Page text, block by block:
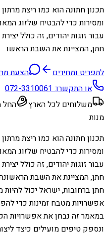
תכנון חתונה הוא כמו ריצת
ומסירות כדי להבטיח שלזוג
עבור זוגות יהודים, זה כולל
חתן, המציינת את השבת הראשו
לתפריט ומחירים
הצעת
או התקשרו:072-3310061
משלוחים לכל הארץ
החל מ-50
מנות
תכנון חתונה הוא כמו ריצת
ומסירות כדי להבטיח שלזוג
עבור זוגות יהודים, זה כולל
חתן, המציינת את השבת
חתן ברחובות, ישראל יכול
אפשרויות מטבח זמינות כדי
במאמר זה נבחן את אפשרויות
ונספק טיפים מועילים כיצד